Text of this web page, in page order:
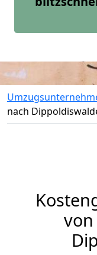
nach